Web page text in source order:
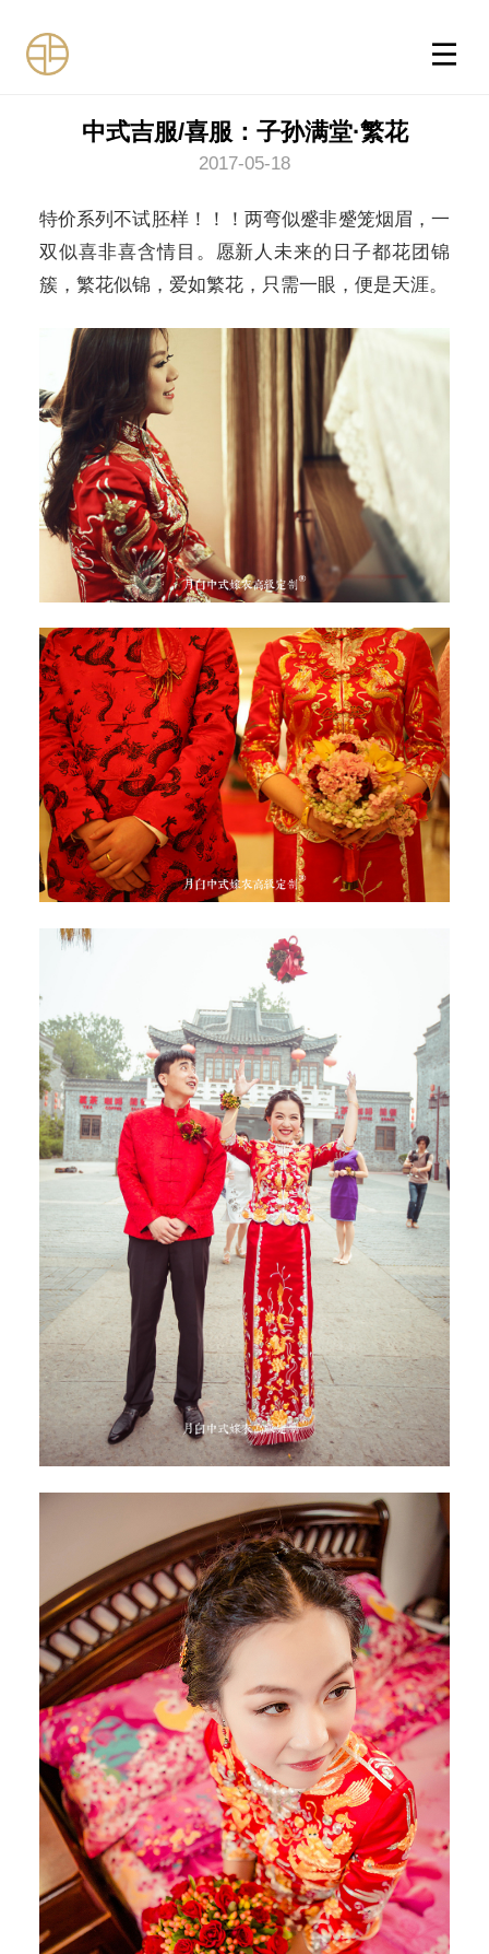
中式吉服/喜服：子孙满堂·繁花
2017-05-18
特价系列不试胚样！！！两弯似蹙非蹙笼烟眉，一
双似喜非喜含情目。愿新人未来的日子都花团锦
簇，繁花似锦，爱如繁花，只需一眼，便是天涯。